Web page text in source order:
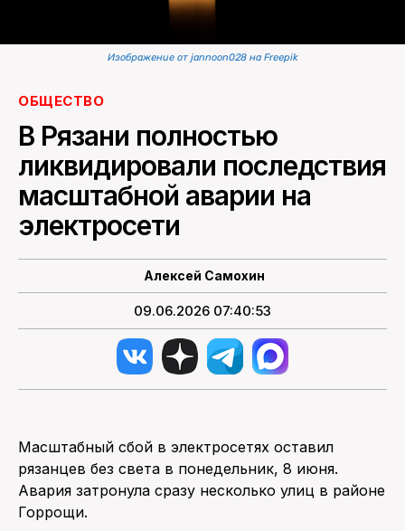
Изображение от jannoon028 на Freepik
ОБЩЕСТВО
В Рязани полностью
ликвидировали последствия
масштабной аварии на
электросети
Алексей Самохин
09.06.2026 07:40:53
Масштабный сбой в электросетях оставил
рязанцев без света в понедельник, 8 июня.
Авария затронула сразу несколько улиц в районе
Горрощи.